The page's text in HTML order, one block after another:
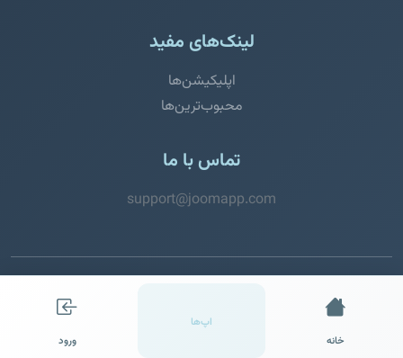
لینک‌های مفید
اپلیکیشن‌ها
محبوب‌ترین‌ها
تماس با ما
support@joomapp.com
© 2026 JoomApp. تمامی حقوق محفوظ است.
خانه
اپ‌ها
ورود